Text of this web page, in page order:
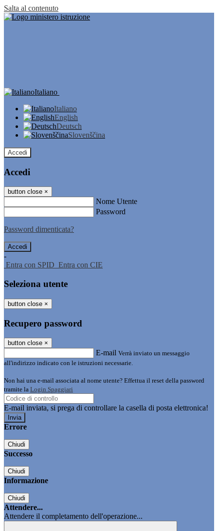
Salta al contenuto
Italiano
Italiano
English
Deutsch
Slovenščina
Accedi
Accedi
button close ×
Nome Utente
Password
Password dimenticata?
-
Entra con SPID Entra con CIE
Seleziona utente
button close ×
Recupero password
button close ×
E-mail Verrà inviato un messaggio
all'indirizzo indicato con le istruzioni necessarie.
Non hai una e-mail associata al nome utente? Effettua il reset della password
tramite la Login Spaggiari
E-mail inviata, si prega di controllare la casella di posta elettronica!
Errore
Chiudi
Successo
Chiudi
Informazione
Chiudi
Attendere...
Attendere il completamento dell'operazione...